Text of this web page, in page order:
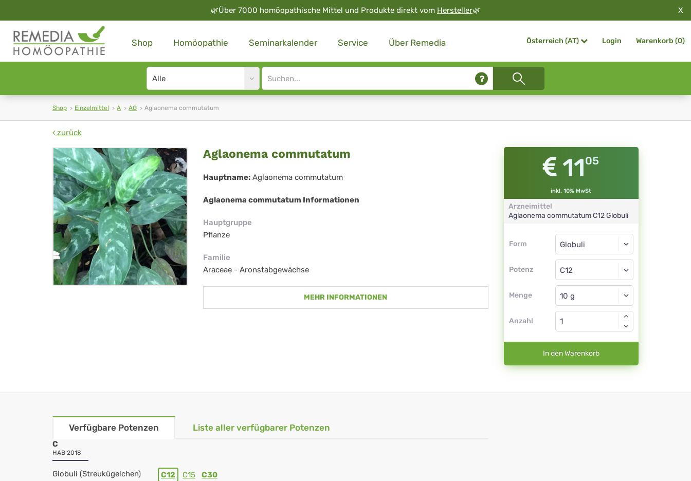
🌿Über 7000 homöopathische Mittel und Produkte direkt vom Hersteller🌿 X
Shop Homöopathie Seminarkalender Service Über Remedia Österreich (AT) Login Warenkorb (0)
Search
type
Site
search
Shop Einzelmittel A AG Aglaonema commutatum
zurück
Aglaonema
commutatum
Aglaonema commutatum
Hauptname: Aglaonema commutatum
Aglaonema commutatum Informationen
Hauptgruppe
Pflanze
Familie
Araceae - Aronstabgewächse
MEHR INFORMATIONEN
1105
inkl. 10% MwSt
Arzneimittel
Aglaonema commutatumC12 Globuli
Form
Form
Potenz
Globuli
C12
Menge
Globuli
Anzahl
In den Warenkorb
Verfügbare Potenzen Liste aller verfügbarer Potenzen
C
HAB 2018
Globuli (Streukügelchen) C12 C15 C30